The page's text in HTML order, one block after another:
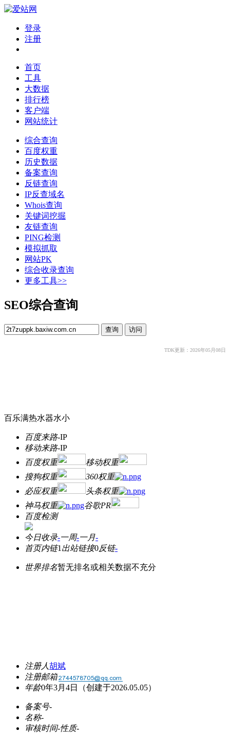
登录
注册
首页
工具
大数据
排行榜
客户端
网站统计
综合查询
百度权重
历史数据
备案查询
反链查询
IP反查域名
Whois查询
关键词挖掘
友链查询
PING检测
模拟抓取
网站PK
综合收录查询
更多工具>>
SEO综合查询
TDK更新：2026年05月08日
百乐满热水器水小
百度来路-IP
移动来路-IP
百度权重
移动权重
搜狗权重
360权重
必应权重
头条权重
神马权重
谷歌PR
百度检测
今日收录-一周-一月-
首页内链1 出站链接0反链-
世界排名暂无排名或相关数据不充分
注册人胡斌
注册邮箱
年龄0年3月4日 （创建于2026.05.05）
备案号-
名称-
审核时间-性质-